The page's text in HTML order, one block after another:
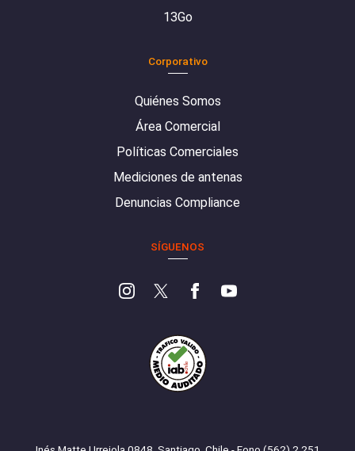
13Go
Corporativo
Quiénes Somos
Área Comercial
Políticas Comerciales
Mediciones de antenas
Denuncias Compliance
SÍGUENOS